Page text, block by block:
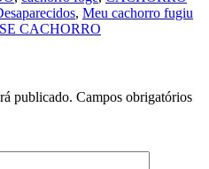
, Meu cachorro fugiu
CACHORRO
publicado. Campos obrigatórios